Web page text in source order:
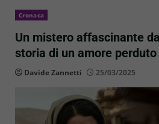
Cronaca
Un mistero affascinante
storia di un amore perduto
Davide Zannetti 25/03/2025